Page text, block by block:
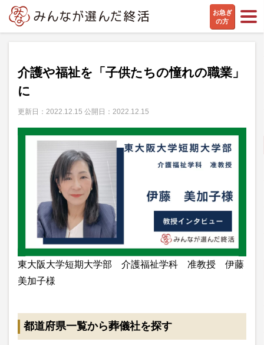
お急ぎ
の方
介護や福祉を「子供たちの憧れの職業」
に
更新日：2022.12.15 公開日：2022.12.15
東大阪大学短期大学部 介護福祉学科 准教授 伊藤
美加子様
都道府県一覧から葬儀社を探す